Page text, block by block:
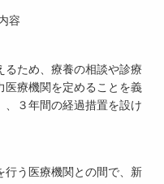
容
ため、療養の相談や診療
医療機関を定めることを義
、３年間の経過措置を設け
う医療機関との間で、新